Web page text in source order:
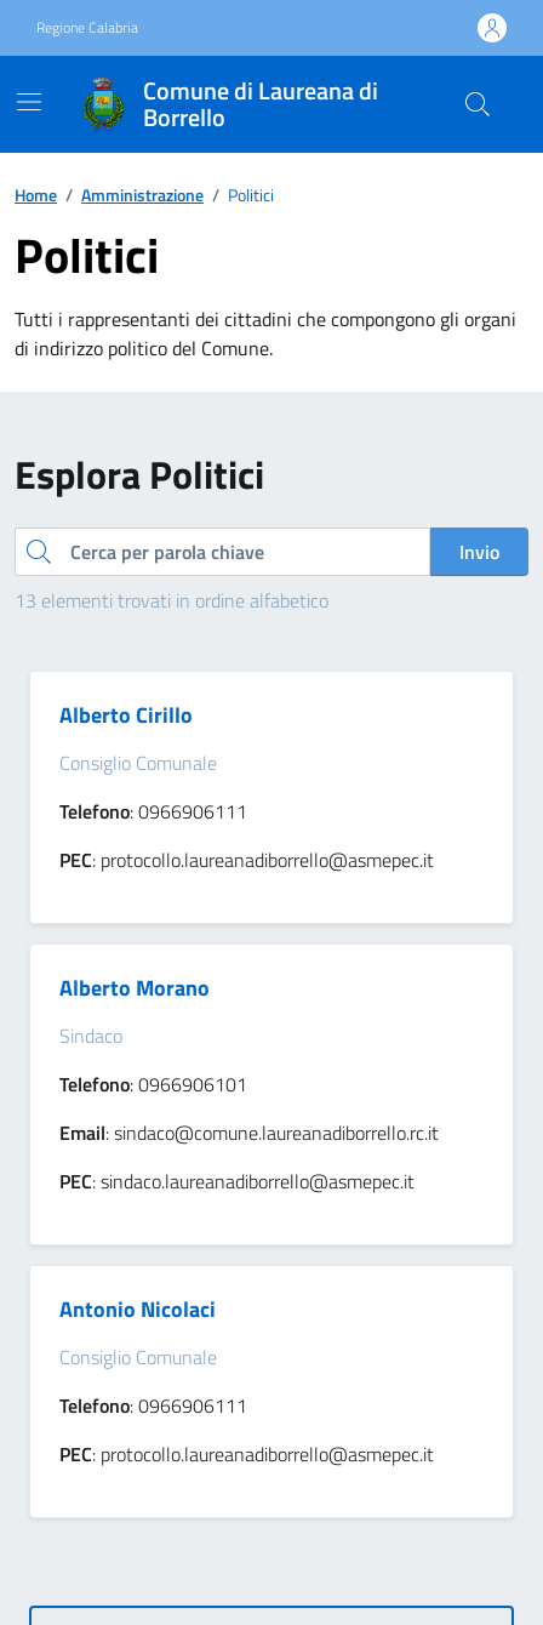
Regione Calabria
Comune di Laureana di
Borrello
Home / Amministrazione / Politici
Politici
Tutti i rappresentanti dei cittadini che compongono gli organi
di indirizzo politico del Comune.
Esplora Politici
Cerca
Invio
13 elementi trovati in ordine alfabetico
Alberto Cirillo
Consiglio Comunale
Telefono: 0966906111
PEC: protocollo.laureanadiborrello@asmepec.it
Alberto Morano
Sindaco
Telefono: 0966906101
Email: sindaco@comune.laureanadiborrello.rc.it
PEC: sindaco.laureanadiborrello@asmepec.it
Antonio Nicolaci
Consiglio Comunale
Telefono: 0966906111
PEC: protocollo.laureanadiborrello@asmepec.it